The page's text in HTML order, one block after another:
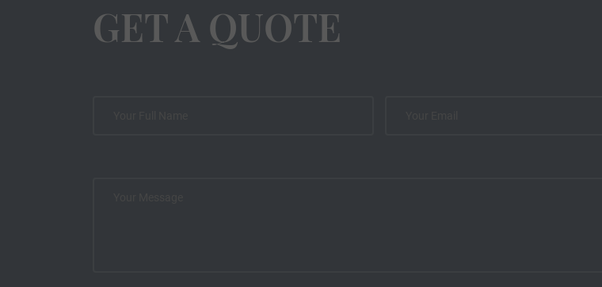
GET A QUOTE